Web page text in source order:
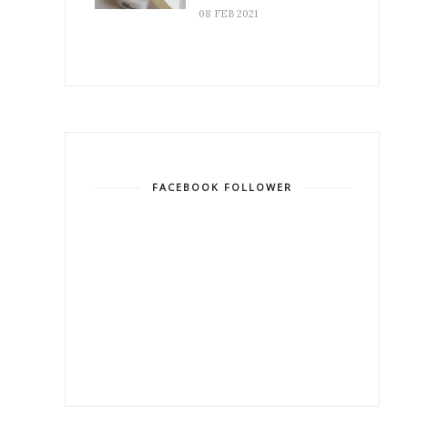
08 FEB 2021
FACEBOOK FOLLOWER